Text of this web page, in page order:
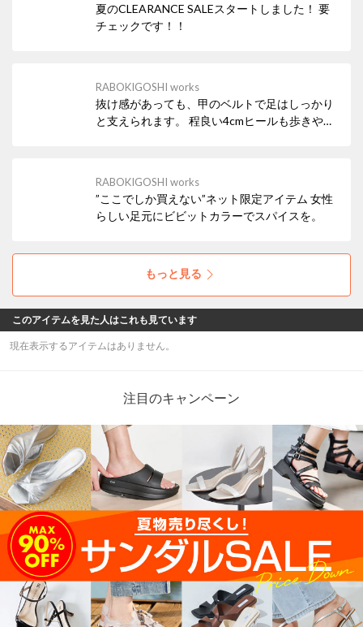
夏のCLEARANCE SALEスタートしました！ 要
チェックです！！
RABOKIGOSHI works
抜け感があっても、甲のベルトで足はしっかり
と支えられます。 程良い4cmヒールも歩きやす
RABOKIGOSHI works
”ここでしか買えない”ネット限定アイテム 女性
らしい足元にビビットカラーでスパイスを。
もっと見る
このアイテムを見た人はこれも見ています
現在表示するアイテムはありません。
注目のキャンペーン